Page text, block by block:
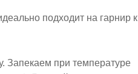
подходит на гарнир к
Запекаем при температуре